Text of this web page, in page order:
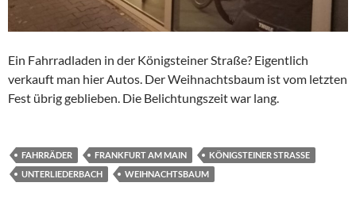
Ein Fahrradladen in der Königsteiner Straße? Eigentlich
verkauft man hier Autos. Der Weihnachtsbaum ist vom letzten
Fest übrig geblieben. Die Belichtungszeit war lang.
FAHRRÄDER FRANKFURT AM MAIN
KÖNIGSTEINER STRASSE
UNTERLIEDERBACH
WEIHNACHTSBAUM